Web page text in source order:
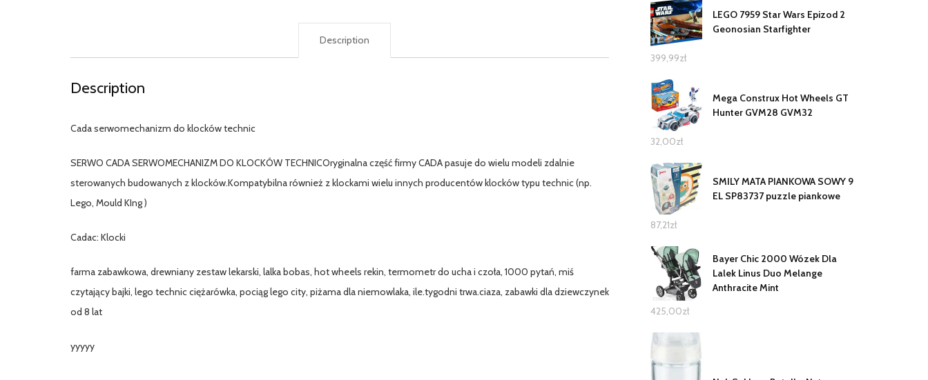
Description
Description
Cada serwomechanizm do klocków technic
SERWO CADA SERWOMECHANIZM DO KLOCKÓW TECHNICOryginalna część firmy CADA pasuje do wielu modeli zdalnie
sterowanych budowanych z klocków.Kompatybilna również z klockami wielu innych producentów klocków typu technic (np.
Lego, Mould KIng )
Cadac: Klocki
farma zabawkowa, drewniany zestaw lekarski, lalka bobas, hot wheels rekin, termometr do ucha i czoła, 1000 pytań, miś
czytający bajki, lego technic ciężarówka, pociąg lego city, piżama dla niemowlaka, ile.tygodni trwa.ciaza, zabawki dla dziewczynek
od 8 lat
yyyyy
LEGO 7959 Star Wars Epizod 2
Geonosian Starfighter
399,99zł
Mega Construx Hot Wheels GT
Hunter GVM28 GVM32
32,00zł
SMILY MATA PIANKOWA SOWY 9
EL SP83737 puzzle piankowe
87,21zł
Bayer Chic 2000 Wózek Dla
Lalek Linus Duo Melange
Anthracite Mint
425,00zł